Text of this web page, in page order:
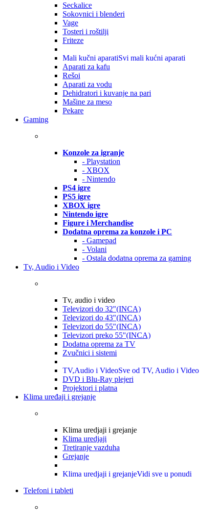
Seckalice
Sokovnici i blenderi
Vage
Tosteri i roštilji
Friteze
Mali kučni aparatiSvi mali kućni aparati
Aparati za kafu
Rešoi
Aparati za vodu
Dehidratori i kuvanje na pari
Mašine za meso
Pekare
Gaming
Konzole za igranje
- Playstation
- XBOX
- Nintendo
PS4 igre
PS5 igre
XBOX igre
Nintendo igre
Figure i Merchandise
Dodatna oprema za konzole i PC
- Gamepad
- Volani
- Ostala dodatna oprema za gaming
Tv, Audio i Video
Tv, audio i video
Televizori do 32"(INCA)
Televizori do 43"(INCA)
Televizori do 55"(INCA)
Televizori preko 55"(INCA)
Dodatna oprema za TV
Zvučnici i sistemi
TV,Audio i VideoSve od TV, Audio i Video
DVD i Blu-Ray plejeri
Projektori i platna
Klima uređaji i grejanje
Klima uredjaji i grejanje
Klima uredjaji
Tretiranje vazduha
Grejanje
Klima uredjaji i grejanjeVidi sve u ponudi
Telefoni i tableti